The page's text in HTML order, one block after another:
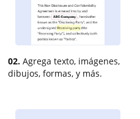
02. Agrega texto, imágenes,
dibujos, formas, y más.